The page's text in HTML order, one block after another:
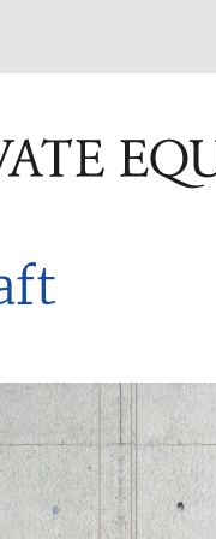
INVESTMENT FUNDS